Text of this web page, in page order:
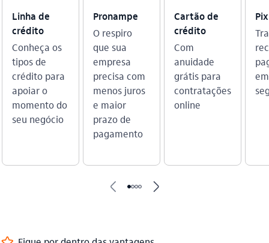
Linha de
crédito
Conheça os
tipos de
crédito para
apoiar o
momento do
seu negócio
Pronampe
O respiro
que sua
empresa
precisa com
menos juros
e maior
prazo de
pagamento
Cartão de
crédito
Com
anuidade
grátis para
contratações
online
Pix
seta_esquerda seta_direita